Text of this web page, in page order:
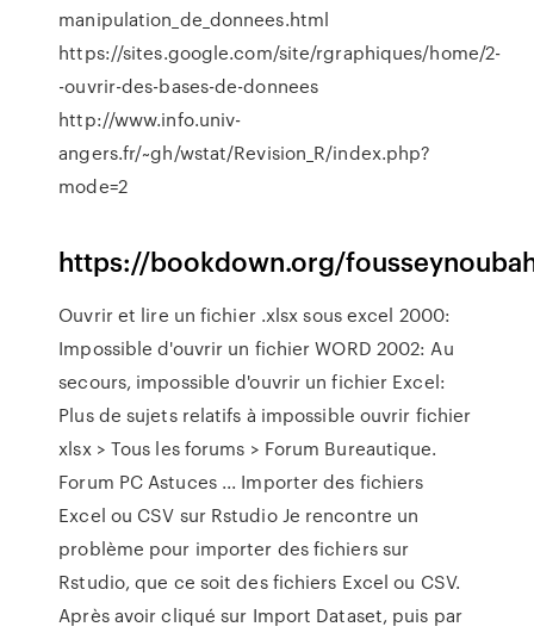
manipulation_de_donnees.html
https://sites.google.com/site/rgraphiques/home/2-
-ouvrir-des-bases-de-donnees
http://www.info.univ-
angers.fr/~gh/wstat/Revision_R/index.php?
mode=2
https://bookdown.org/
Ouvrir et lire un fichier .xlsx sous excel 2000:
Impossible d'ouvrir un fichier WORD 2002: Au
secours, impossible d'ouvrir un fichier Excel:
Plus de sujets relatifs à impossible ouvrir fichier
xlsx > Tous les forums > Forum Bureautique.
Forum PC Astuces ... Importer des fichiers
Excel ou CSV sur Rstudio Je rencontre un
problème pour importer des fichiers sur
Rstudio, que ce soit des fichiers Excel ou CSV.
Après avoir cliqué sur Import Dataset, puis par